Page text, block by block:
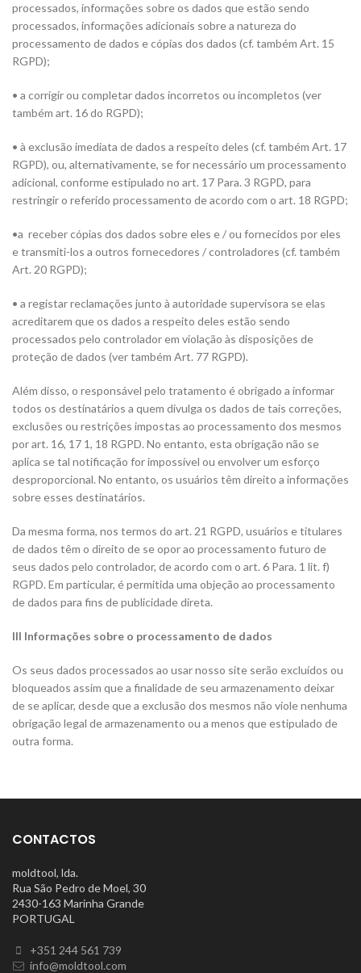
processados, informações sobre os dados que estão sendo
processados, informações adicionais sobre a natureza do
processamento de dados e cópias dos dados (cf. também Art. 15
RGPD);
• a corrigir ou completar dados incorretos ou incompletos (ver
também art. 16 do RGPD);
• à exclusão imediata de dados a respeito deles (cf. também Art. 17
RGPD), ou, alternativamente, se for necessário um processamento
adicional, conforme estipulado no art. 17 Para. 3 RGPD, para
restringir o referido processamento de acordo com o art. 18 RGPD;
•a receber cópias dos dados sobre eles e / ou fornecidos por eles
e transmiti-los a outros fornecedores / controladores (cf. também
Art. 20 RGPD);
• a registar reclamações junto à autoridade supervisora ​​se elas
acreditarem que os dados a respeito deles estão sendo
processados ​​pelo controlador em violação às disposições de
proteção de dados (ver também Art. 77 RGPD).
Além disso, o responsável pelo tratamento é obrigado a informar
todos os destinatários a quem divulga os dados de tais correções,
exclusões ou restrições impostas ao processamento dos mesmos
por art. 16, 17 1, 18 RGPD. No entanto, esta obrigação não se
aplica se tal notificação for impossível ou envolver um esforço
desproporcional. No entanto, os usuários têm direito a informações
sobre esses destinatários.
Da mesma forma, nos termos do art. 21 RGPD, usuários e titulares
de dados têm o direito de se opor ao processamento futuro de
seus dados pelo controlador, de acordo com o art. 6 Para. 1 lit. f)
RGPD. Em particular, é permitida uma objeção ao processamento
de dados para fins de publicidade direta.
III Informações sobre o processamento de dados
Os seus dados processados ​​ao usar nosso site serão excluídos ou
bloqueados assim que a finalidade de seu armazenamento deixar
de se aplicar, desde que a exclusão dos mesmos não viole nenhuma
obrigação legal de armazenamento ou a menos que estipulado de
outra forma.
CONTACTOS
moldtool, lda.
Rua São Pedro de Moel, 30
2430-163 Marinha Grande
PORTUGAL
+351 244 561 739
info@moldtool.com